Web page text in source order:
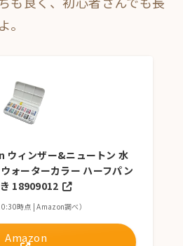
。
ィンザー&ニュートン 水
ォーターカラー ハーフパン
18909012
時点 | Amazon調べ）
Amazon